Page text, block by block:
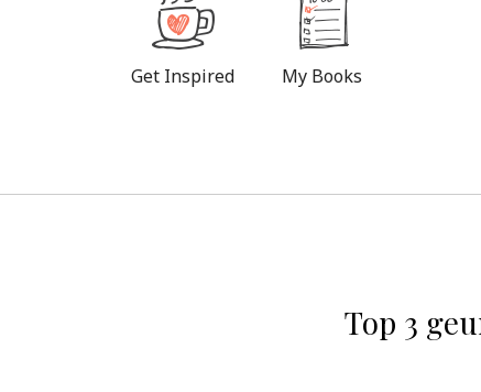
Get Inspired My Books
Top 3